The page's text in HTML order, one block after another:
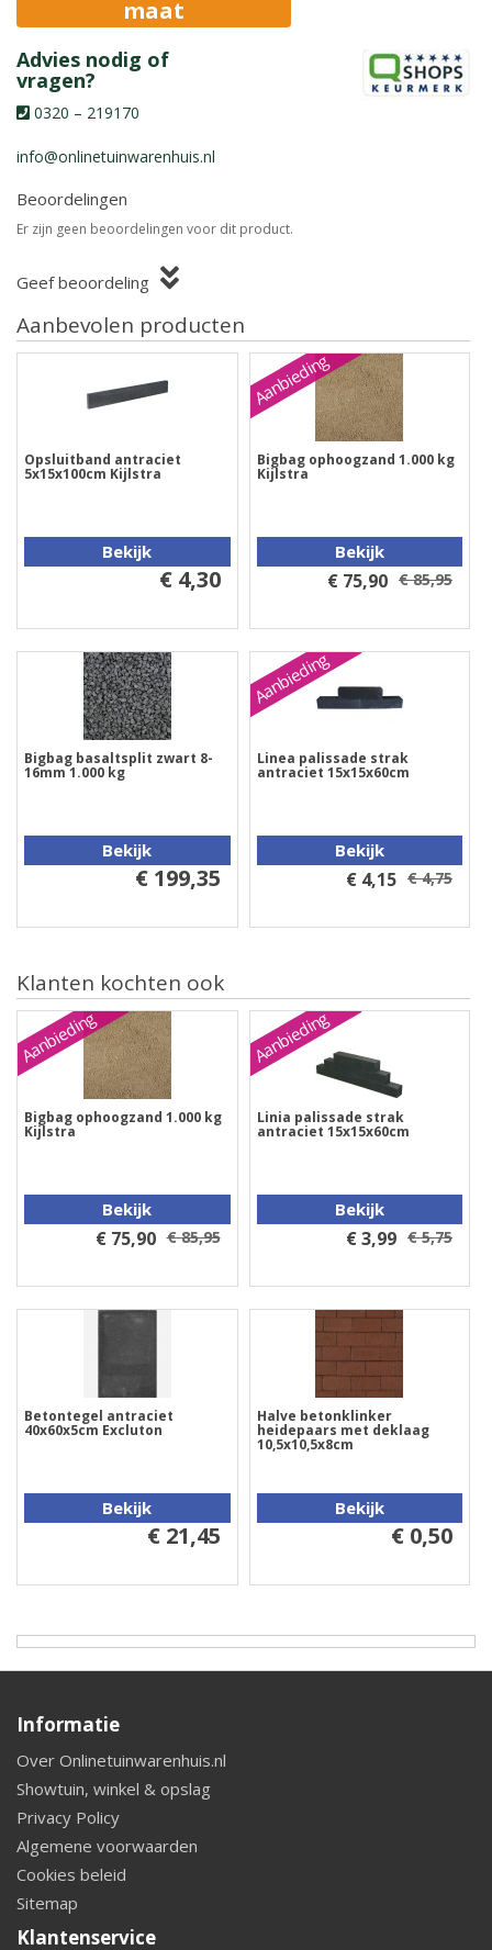
maat
Advies nodig of
vragen?
0320 – 219170
info@onlinetuinwarenhuis.nl
Beoordelingen
Er zijn geen beoordelingen voor dit product.
Geef beoordeling
Aanbevolen producten
Opsluitband antraciet
5x15x100cm Kijlstra
Bekijk
€ 4,30
Aanbieding
Bigbag ophoogzand 1.000 kg
Kijlstra
Bekijk
€ 75,90 € 85,95
Bigbag basaltsplit zwart 8-
16mm 1.000 kg
Bekijk
€ 199,35
Aanbieding
Linea palissade strak
antraciet 15x15x60cm
Bekijk
€ 4,15 € 4,75
Klanten kochten ook
Aanbieding
Bigbag ophoogzand 1.000 kg
Kijlstra
Bekijk
€ 75,90 € 85,95
Aanbieding
Linia palissade strak
antraciet 15x15x60cm
Bekijk
€ 3,99 € 5,75
Betontegel antraciet
40x60x5cm Excluton
Bekijk
€ 21,45
Halve betonklinker
heidepaars met deklaag
10,5x10,5x8cm
Bekijk
€ 0,50
Informatie
Over Onlinetuinwarenhuis.nl
Showtuin, winkel & opslag
Privacy Policy
Algemene voorwaarden
Cookies beleid
Sitemap
Klantenservice